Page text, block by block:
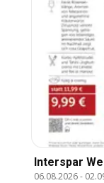
Interspar
06.08.2026-